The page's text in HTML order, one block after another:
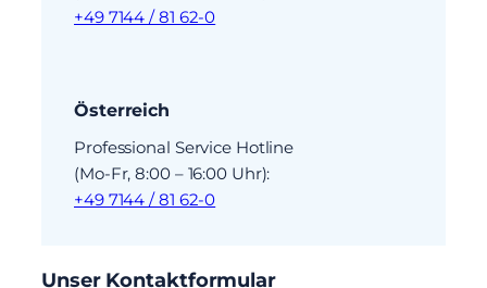
+49 7144 / 81 62-0
Österreich
Professional Service Hotline
(Mo-Fr, 8:00 – 16:00 Uhr):
+49 7144 / 81 62-0
Unser Kontaktformular